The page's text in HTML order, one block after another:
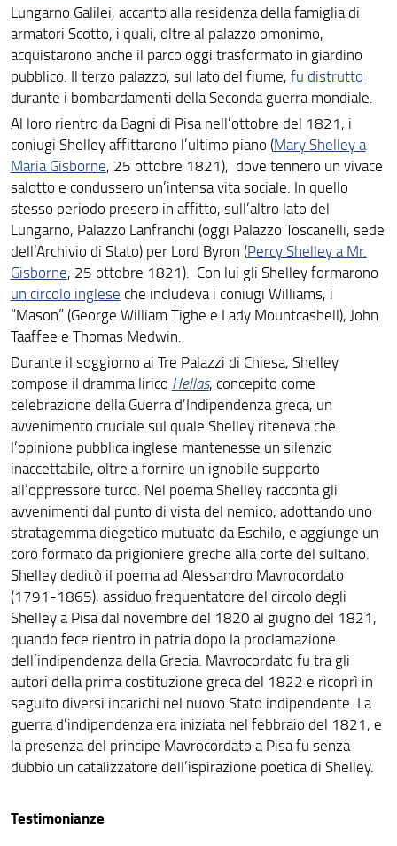
Lungarno Galilei, accanto alla residenza della famiglia di
armatori Scotto, i quali, oltre al palazzo omonimo,
acquistarono anche il parco oggi trasformato in giardino
pubblico. Il terzo palazzo, sul lato del fiume, fu distrutto
durante i bombardamenti della Seconda guerra mondiale.
Al loro rientro da Bagni di Pisa nell’ottobre del 1821, i
coniugi Shelley affittarono l’ultimo piano (Mary Shelley a
Maria Gisborne, 25 ottobre 1821), dove tennero un vivace
salotto e condussero un’intensa vita sociale. In quello
stesso periodo presero in affitto, sull’altro lato del
Lungarno, Palazzo Lanfranchi (oggi Palazzo Toscanelli, sede
dell’Archivio di Stato) per Lord Byron (Percy Shelley a Mr.
Gisborne, 25 ottobre 1821). Con lui gli Shelley formarono
un circolo inglese che includeva i coniugi Williams, i
“Mason” (George William Tighe e Lady Mountcashell), John
Taaffee e Thomas Medwin.
Durante il soggiorno ai Tre Palazzi di Chiesa, Shelley
compose il dramma lirico Hellas, concepito come
celebrazione della Guerra d’Indipendenza greca, un
avvenimento cruciale sul quale Shelley riteneva che
l’opinione pubblica inglese mantenesse un silenzio
inaccettabile, oltre a fornire un ignobile supporto
all’oppressore turco. Nel poema Shelley racconta gli
avvenimenti dal punto di vista del nemico, adottando uno
stratagemma diegetico mutuato da Eschilo, e aggiunge un
coro formato da prigioniere greche alla corte del sultano.
Shelley dedicò il poema ad Alessandro Mavrocordato
(1791-1865), assiduo frequentatore del circolo degli
Shelley a Pisa dal novembre del 1820 al giugno del 1821,
quando fece rientro in patria dopo la proclamazione
dell’indipendenza della Grecia. Mavrocordato fu tra gli
autori della prima costituzione greca del 1822 e ricoprì in
seguito diversi incarichi nel nuovo Stato indipendente. La
guerra d’indipendenza era iniziata nel febbraio del 1821, e
la presenza del principe Mavrocordato a Pisa fu senza
dubbio un catalizzatore dell’ispirazione poetica di Shelley.
Testimonianze